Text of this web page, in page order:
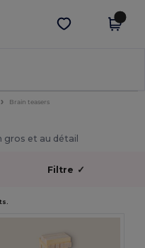
Obtenir l'appli
Brain teasers
gros et au détail
Filtre ✓